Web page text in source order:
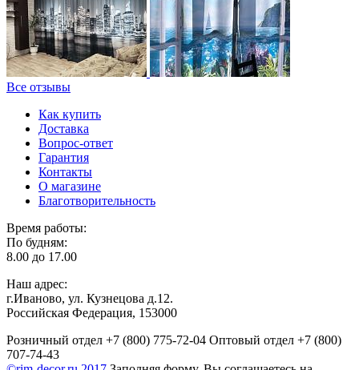
Все отзывы
Как купить
Доставка
Вопрос-ответ
Гарантия
Контакты
О магазине
Благотворительность
Время работы:
По будням:
8.00 до 17.00
Наш адрес:
г.Иваново, ул. Кузнецова д.12.
Российская Федерация, 153000
Розничный отдел +7 (800) 775-72-04 Оптовый отдел +7 (800)
707-74-43